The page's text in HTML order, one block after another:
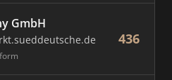
GmbH
436